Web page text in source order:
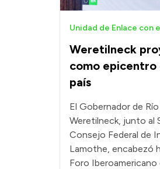
Weretilneck
como
país
Unidad de Enlace con
El Gobernador de
Weretilneck, junto al
Consejo Federal de
Lamothe, encabezó
Foro Iberoamericano